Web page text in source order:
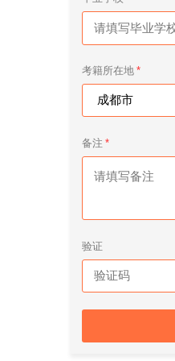
考籍所在地
备注
验证